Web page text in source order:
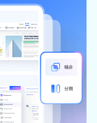
入する